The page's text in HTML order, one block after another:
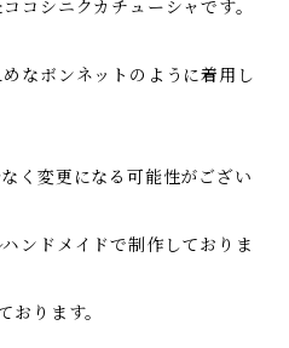
コシニクカチューシャです。
なボンネットのように着用し
く変更になる可能性がござい
ンドメイドで制作しておりま
ります。